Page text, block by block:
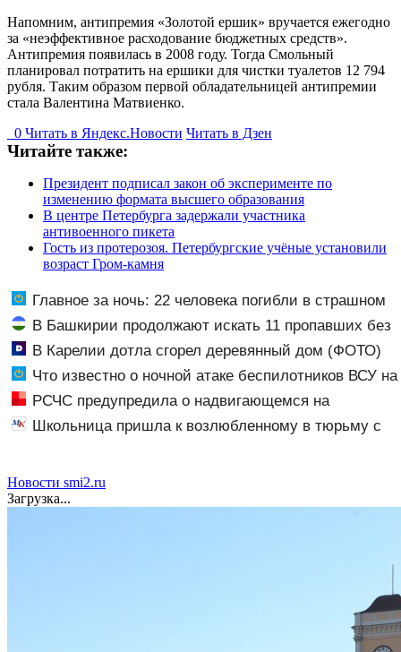
Напомним, антипремия «Золотой ершик» вручается ежегодно
за «неэффективное расходование бюджетных средств».
Антипремия появилась в 2008 году. Тогда Смольный
планировал потратить на ершики для чистки туалетов 12 794
рубля. Таким образом первой обладательницей антипремии
стала Валентина Матвиенко.
0 Читать в Яндекс.Новости Читать в Дзен
Читайте также:
Президент подписал закон об эксперименте по
изменению формата высшего образования
В центре Петербурга задержали участника
антивоенного пикета
Гость из протерозоя. Петербургские учёные установили
возраст Гром-камня
Главное за ночь: 22 человека погибли в страшном
ДТП, а россияне жалуются на отдых в Турции
В Башкирии продолжают искать 11 пропавших без
вестиВ Карелии дотла сгорел деревянный дом (ФОТО)
Что известно о ночной атаке беспилотников ВСУ на
Воронежскую область
РСЧС предупредила о надвигающемся на
Волгоградскую область шторме
Школьница пришла к возлюбленному в тюрьму с
Новости smi2.ru
Загрузка...